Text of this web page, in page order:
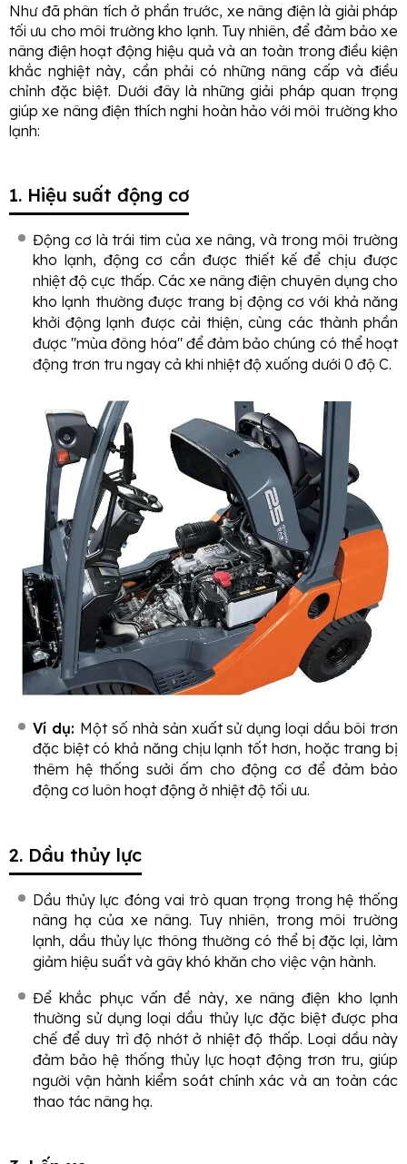
Như đã phân tích ở phần trước, xe nâng điện là giải pháp
tối ưu cho môi trường kho lạnh. Tuy nhiên, để đảm bảo xe
nâng điện hoạt động hiệu quả và an toàn trong điều kiện
khắc nghiệt này, cần phải có những nâng cấp và điều
chỉnh đặc biệt. Dưới đây là những giải pháp quan trọng
giúp xe nâng điện thích nghi hoàn hảo với môi trường kho
lạnh:
1. Hiệu suất động cơ
Động cơ là trái tim của xe nâng, và trong môi trường
kho lạnh, động cơ cần được thiết kế để chịu được
nhiệt độ cực thấp. Các xe nâng điện chuyên dụng cho
kho lạnh thường được trang bị động cơ với khả năng
khởi động lạnh được cải thiện, cùng các thành phần
được "mùa đông hóa" để đảm bảo chúng có thể hoạt
động trơn tru ngay cả khi nhiệt độ xuống dưới 0 độ C.
Ví dụ: Một số nhà sản xuất sử dụng loại dầu bôi trơn
đặc biệt có khả năng chịu lạnh tốt hơn, hoặc trang bị
thêm hệ thống sưởi ấm cho động cơ để đảm bảo
động cơ luôn hoạt động ở nhiệt độ tối ưu.
2. Dầu thủy lực
Dầu thủy lực đóng vai trò quan trọng trong hệ thống
nâng hạ của xe nâng. Tuy nhiên, trong môi trường
lạnh, dầu thủy lực thông thường có thể bị đặc lại, làm
giảm hiệu suất và gây khó khăn cho việc vận hành.
Để khắc phục vấn đề này, xe nâng điện kho lạnh
thường sử dụng loại dầu thủy lực đặc biệt được pha
chế để duy trì độ nhớt ở nhiệt độ thấp. Loại dầu này
đảm bảo hệ thống thủy lực hoạt động trơn tru, giúp
người vận hành kiểm soát chính xác và an toàn các
thao tác nâng hạ.